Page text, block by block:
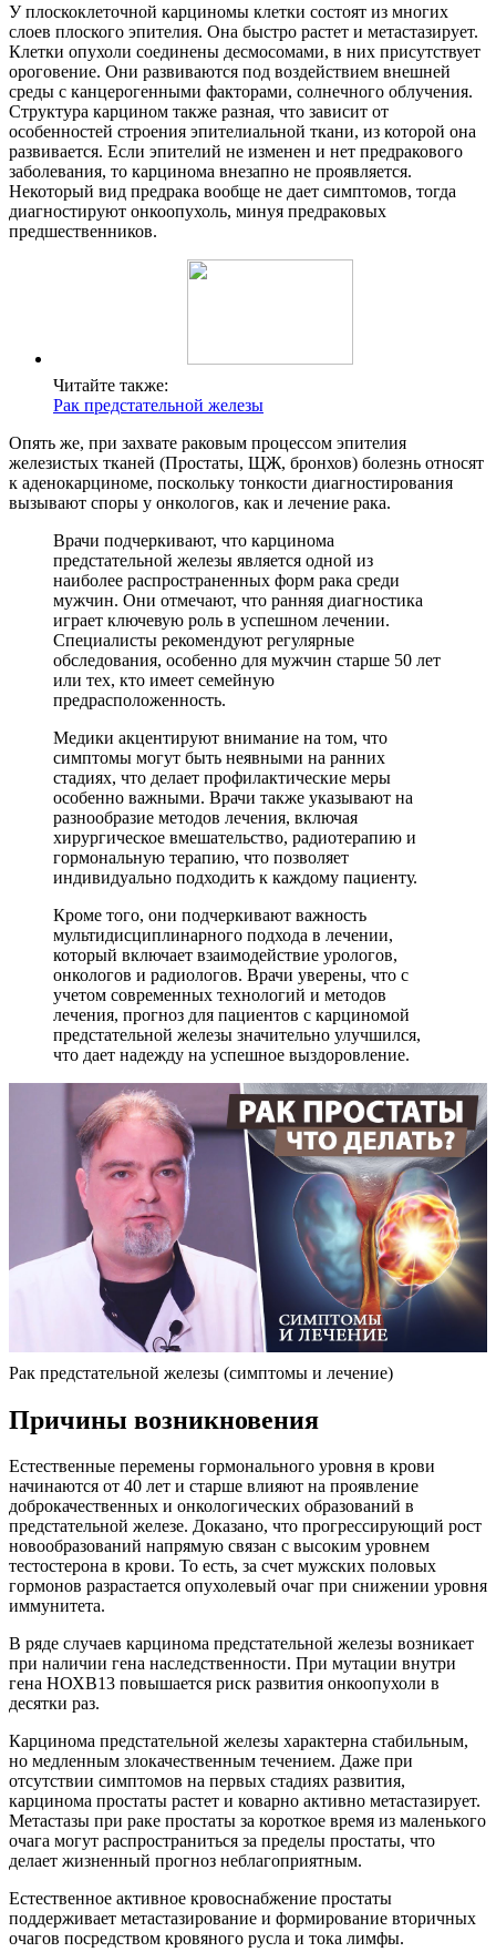
У плоскоклеточной карциномы клетки состоят из многих
слоев плоского эпителия. Она быстро растет и метастазирует.
Клетки опухоли соединены десмосомами, в них присутствует
ороговение. Они развиваются под воздействием внешней
среды с канцерогенными факторами, солнечного облучения.
Структура карцином также разная, что зависит от
особенностей строения эпителиальной ткани, из которой она
развивается. Если эпителий не изменен и нет предракового
заболевания, то карцинома внезапно не проявляется.
Некоторый вид предрака вообще не дает симптомов, тогда
диагностируют онкоопухоль, минуя предраковых
предшественников.
Читайте также:
Рак предстательной железы
Опять же, при захвате раковым процессом эпителия
железистых тканей (Простаты, ЩЖ, бронхов) болезнь относят
к аденокарциноме, поскольку тонкости диагностирования
вызывают споры у онкологов, как и лечение рака.
Врачи подчеркивают, что карцинома
предстательной железы является одной из
наиболее распространенных форм рака среди
мужчин. Они отмечают, что ранняя диагностика
играет ключевую роль в успешном лечении.
Специалисты рекомендуют регулярные
обследования, особенно для мужчин старше 50 лет
или тех, кто имеет семейную
предрасположенность.
Медики акцентируют внимание на том, что
симптомы могут быть неявными на ранних
стадиях, что делает профилактические меры
особенно важными. Врачи также указывают на
разнообразие методов лечения, включая
хирургическое вмешательство, радиотерапию и
гормональную терапию, что позволяет
индивидуально подходить к каждому пациенту.
Кроме того, они подчеркивают важность
мультидисциплинарного подхода в лечении,
который включает взаимодействие урологов,
онкологов и радиологов. Врачи уверены, что с
учетом современных технологий и методов
лечения, прогноз для пациентов с карциномой
предстательной железы значительно улучшился,
что дает надежду на успешное выздоровление.
Рак предстательной железы (симптомы и лечение)
Причины возникновения
Естественные перемены гормонального уровня в крови
начинаются от 40 лет и старше влияют на проявление
доброкачественных и онкологических образований в
предстательной железе. Доказано, что прогрессирующий рост
новообразований напрямую связан с высоким уровнем
тестостерона в крови. То есть, за счет мужских половых
гормонов разрастается опухолевый очаг при снижении уровня
иммунитета.
В ряде случаев карцинома предстательной железы возникает
при наличии гена наследственности. При мутации внутри
гена НОХВ13 повышается риск развития онкоопухоли в
десятки раз.
Карцинома предстательной железы характерна стабильным,
но медленным злокачественным течением. Даже при
отсутствии симптомов на первых стадиях развития,
карцинома простаты растет и коварно активно метастазирует.
Метастазы при раке простаты за короткое время из маленького
очага могут распространиться за пределы простаты, что
делает жизненный прогноз неблагоприятным.
Естественное активное кровоснабжение простаты
поддерживает метастазирование и формирование вторичных
очагов посредством кровяного русла и тока лимфы.